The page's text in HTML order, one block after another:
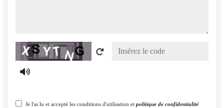
Captcha
Je l'ai lu et accepté les conditions d'utilisation et politique de confidentialité